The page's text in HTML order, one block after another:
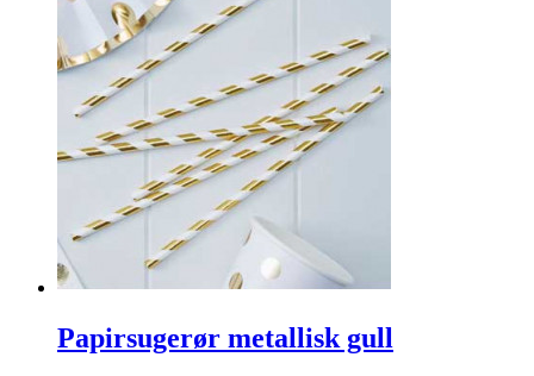
Papirsugerør metallisk gull